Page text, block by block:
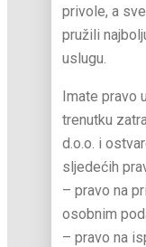
privole, a
pružili
uslugu.
Imate pravo
trenutku
d.o.o. i
sljedećih
– pravo na
osobnim
– pravo na